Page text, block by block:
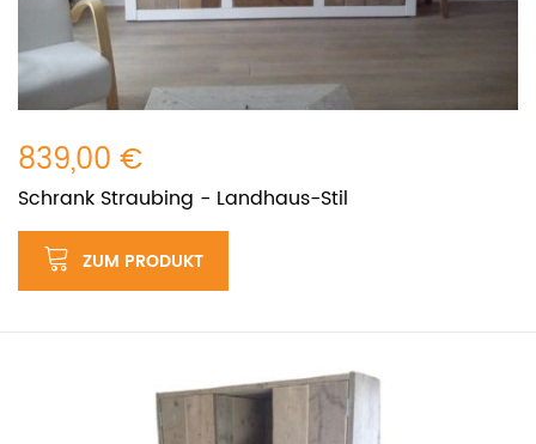
839,00 €
Schrank Straubing - Landhaus-Stil
ZUM PRODUKT